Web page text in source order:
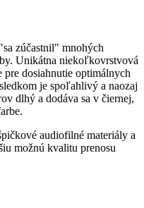
zúčastnil" mnohých
Unikátna niekoľkovrstvová
dosiahnutie optimálnych
je spoľahlivý a naozaj
dlhý a dodáva sa v čiernej,
audiofilné materiály a
možnú kvalitu prenosu